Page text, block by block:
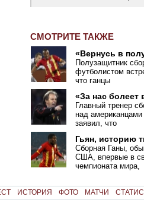
СМОТРИТЕ ТАКЖЕ
«Вернусь в
Полузащитник
футболистом
что ганцы
«За нас болеет
Главный тренер
над
заявил, что
Гьян, историю
Сборная Ганы,
США, впервые в
чемпионата мира,
ИСТОРИЯ ФОТО МАТЧИ